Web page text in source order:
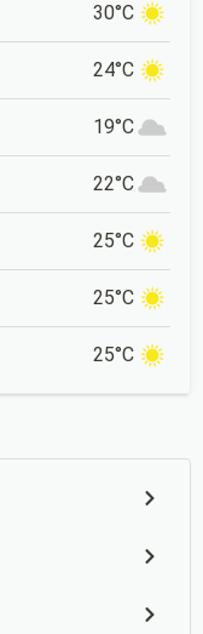
30°C
24°C
19°C
22°C
25°C
25°C
25°C